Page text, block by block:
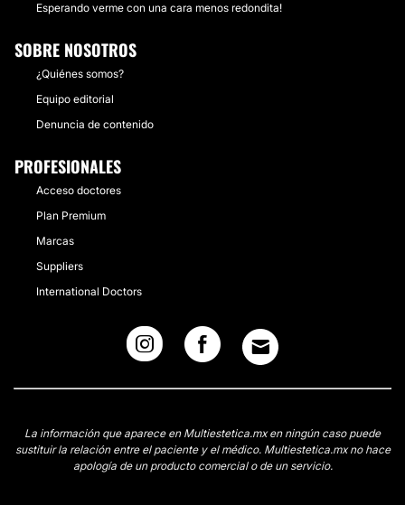
Esperando verme con una cara menos redondita!
SOBRE NOSOTROS
¿Quiénes somos?
Equipo editorial
Denuncia de contenido
PROFESIONALES
Acceso doctores
Plan Premium
Marcas
Suppliers
International Doctors
La información que aparece en Multiestetica.mx en ningún caso puede
sustituir la relación entre el paciente y el médico. Multiestetica.mx no hace
apología de un producto comercial o de un servicio.